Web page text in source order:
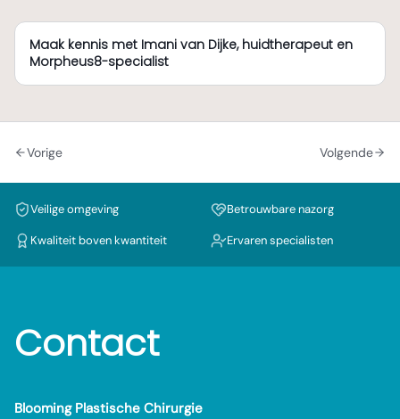
Maak kennis met Imani van Dijke, huidtherapeut en
Morpheus8-specialist
Vorige Volgende
Veilige omgeving Betrouwbare nazorg
Kwaliteit boven kwantiteit Ervaren specialisten
Contact
Blooming Plastische Chirurgie